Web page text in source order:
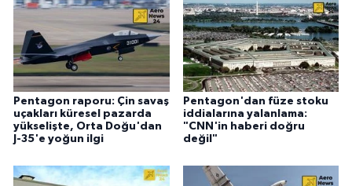
Pentagon raporu: Çin savaş
uçakları küresel pazarda
yükselişte, Orta Doğu'dan
J-35'e yoğun ilgi
Pentagon'dan füze stoku
iddialarına yalanlama:
"CNN'in haberi doğru
değil"